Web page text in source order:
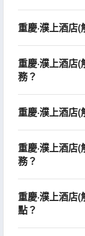
重慶·濮上酒店
重慶·濮上酒店
務？
重慶·濮上酒店
重慶·濮上酒店
務？
重慶·濮上酒店
點？